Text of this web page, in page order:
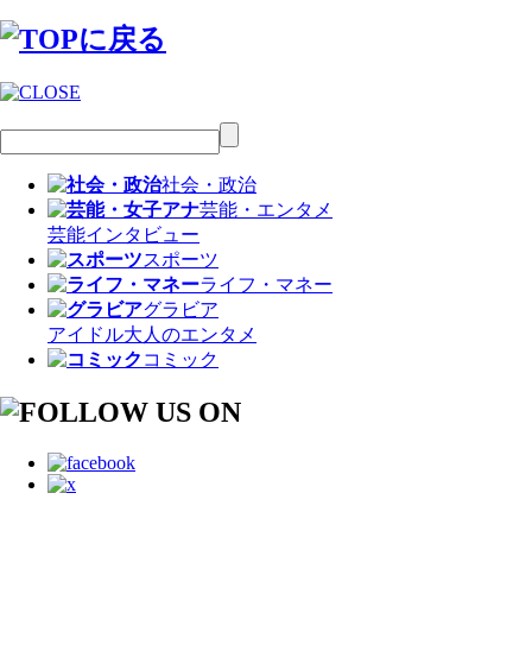
社会・政治
芸能・エンタメ
芸能インタビュー
スポーツ
ライフ・マネー
グラビア
アイドル大人のエンタメ
コミック